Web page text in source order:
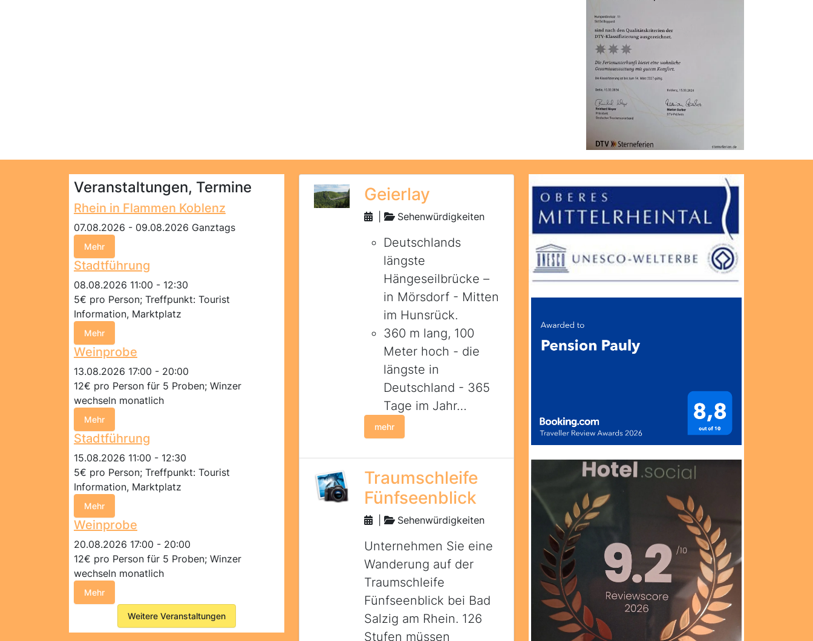
Veranstaltungen, Termine
Rhein in Flammen Koblenz
07.08.2026 - 09.08.2026 Ganztags
Mehr
Stadtführung
08.08.2026 11:00 - 12:30
5€ pro Person; Treffpunkt: Tourist
Information, Marktplatz
Mehr
Weinprobe
13.08.2026 17:00 - 20:00
12€ pro Person für 5 Proben; Winzer
wechseln monatlich
Mehr
Stadtführung
15.08.2026 11:00 - 12:30
5€ pro Person; Treffpunkt: Tourist
Information, Marktplatz
Mehr
Weinprobe
20.08.2026 17:00 - 20:00
12€ pro Person für 5 Proben; Winzer
wechseln monatlich
Mehr
Weitere Veranstaltungen
Geierlay
Sehenwürdigkeiten
Deutschlands
längste
Hängeseilbrücke –
in Mörsdorf - Mitten
im Hunsrück.
360 m lang, 100
Meter hoch - die
längste in
Deutschland - 365
Tage im Jahr…
mehr
Traumschleife
Fünfseenblick
Sehenwürdigkeiten
Unternehmen Sie eine
Wanderung auf der
Traumschleife
Fünfseenblick bei Bad
Salzig am Rhein. 126
Stufen müssen